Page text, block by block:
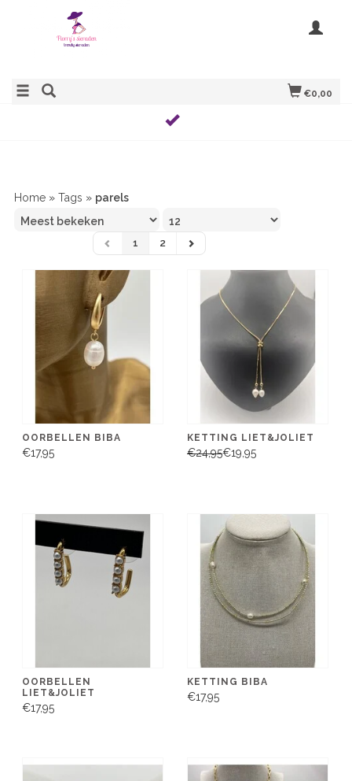
€0,00
Home » Tags » parels
1 2
OORBELLEN BIBA
€17,95
KETTING LIET&JOLIET
€24,95€19,95
OORBELLEN
LIET&JOLIET
€17,95
KETTING BIBA
€17,95